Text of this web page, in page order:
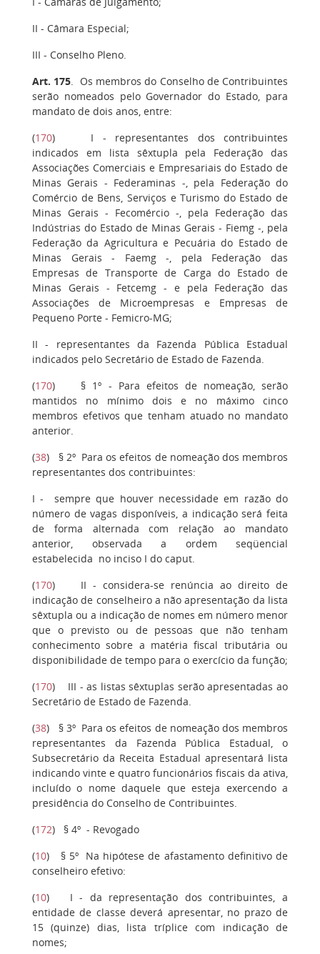
II - Câmara Especial;
III - Conselho Pleno.
Art. 175. Os membros do Conselho de Contribuintes
serão nomeados pelo Governador do Estado, para
mandato de dois anos, entre:
(170) I - representantes dos contribuintes
indicados em lista sêxtupla pela Federação das
Associações Comerciais e Empresariais do Estado de
Minas Gerais - Federaminas -, pela Federação do
Comércio de Bens, Serviços e Turismo do Estado de
Minas Gerais - Fecomércio -, pela Federação das
Indústrias do Estado de Minas Gerais - Fiemg -, pela
Federação da Agricultura e Pecuária do Estado de
Minas Gerais - Faemg -, pela Federação das
Empresas de Transporte de Carga do Estado de
Minas Gerais - Fetcemg - e pela Federação das
Associações de Microempresas e Empresas de
Pequeno Porte - Femicro-MG;
II - representantes da Fazenda Pública Estadual
indicados pelo Secretário de Estado de Fazenda.
(170) § 1º - Para efeitos de nomeação, serão
mantidos no mínimo dois e no máximo cinco
membros efetivos que tenham atuado no mandato
anterior.
(38) § 2ºPara os efeitos de nomeação dos membros
representantes dos contribuintes:
I- sempre que houver necessidade em razão do
número de vagas disponíveis, a indicação será feita
de forma alternada com relação ao mandato
anterior, observada a ordem seqüencial
estabelecida no inciso I do caput.
(170) II - considera-se renúncia ao direito de
indicação de conselheiro a não apresentação da lista
sêxtupla ou a indicação de nomes em número menor
que o previsto ou de pessoas que não tenham
conhecimento sobre a matéria fiscal tributária ou
disponibilidade de tempo para o exercício da função;
(170) III - as listas sêxtuplas serão apresentadas ao
Secretário de Estado de Fazenda.
(38) § 3ºPara os efeitos de nomeação dos membros
representantes da Fazenda Pública Estadual, o
Subsecretário da Receita Estadual apresentará lista
indicando vinte e quatro funcionários fiscais da ativa,
incluído o nome daquele que esteja exercendo a
presidência do Conselho de Contribuintes.
(172) § 4º - Revogado
(10) § 5ºNa hipótese de afastamento definitivo de
conselheiro efetivo:
(10) I- da representação dos contribuintes, a
entidade de classe deverá apresentar, no prazo de
15 (quinze) dias, lista tríplice com indicação de
nomes;